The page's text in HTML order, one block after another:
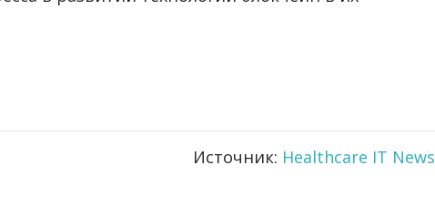
Источник: Healthcare IT News